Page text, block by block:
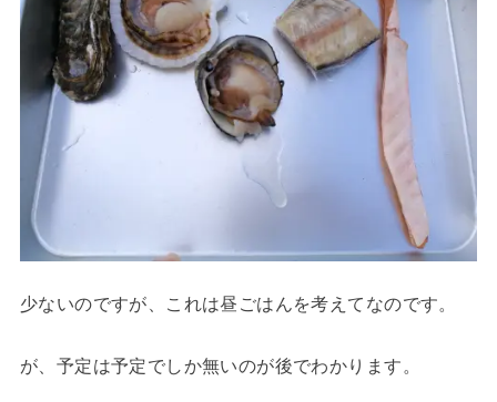
少ないのですが、これは昼ごはんを考えてなのです。
が、予定は予定でしか無いのが後でわかります。